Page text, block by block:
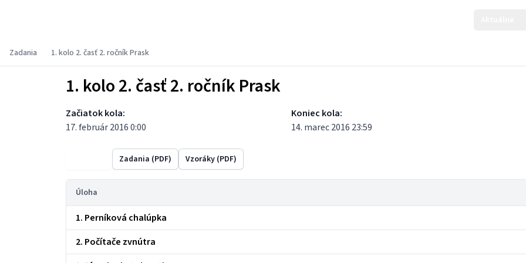
Zadania 1. kolo 2. časť 2. ročník Prask
1. kolo 2. časť 2. ročník Prask
Začiatok kola:
17. február 2016 0:00
Koniec kola:
14. marec 2016 23:59
Zadania (PDF) Vzoráky (PDF)
Úloha
1. Perníková chalúpka
2. Počítače zvnútra